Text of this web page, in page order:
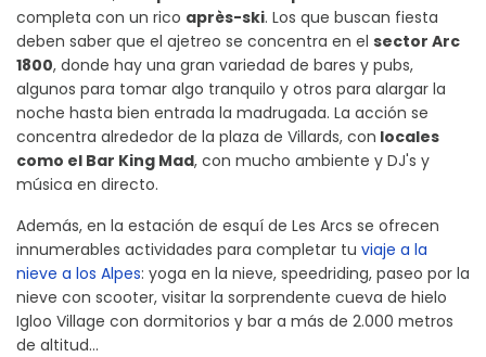
completa con un rico après-ski. Los que buscan fiesta
deben saber que el ajetreo se concentra en el sector Arc
1800, donde hay una gran variedad de bares y pubs,
algunos para tomar algo tranquilo y otros para alargar la
noche hasta bien entrada la madrugada. La acción se
concentra alrededor de la plaza de Villards, con locales
como el Bar King Mad, con mucho ambiente y DJ's y
música en directo.
Además, en la estación de esquí de Les Arcs se ofrecen
innumerables actividades para completar tu viaje a la
nieve a los Alpes: yoga en la nieve, speedriding, paseo por la
nieve con scooter, visitar la sorprendente cueva de hielo
Igloo Village con dormitorios y bar a más de 2.000 metros
de altitud...